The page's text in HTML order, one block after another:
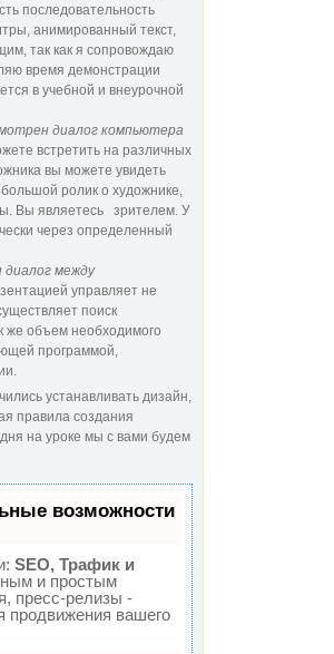
последовательность
анимированный текст,
так как я сопровождаю
время демонстрации
в учебной и внеурочной
диалог компьютера
встретить на различных
вы можете увидеть
ролик о художнике,
Вы являетесь зрителем. У
через определенный
между
управляет не
поиск
же объем необходимого
программой,
устанавливать дизайн,
правила создания
на уроке мы с вами будем
возможности
SEO, Трафик и
и простым
пресс-релизы -
продвижения вашего